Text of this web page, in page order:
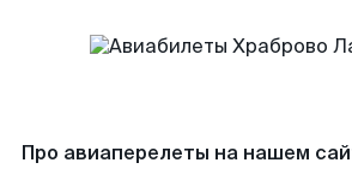
Про авиаперелеты на нашем